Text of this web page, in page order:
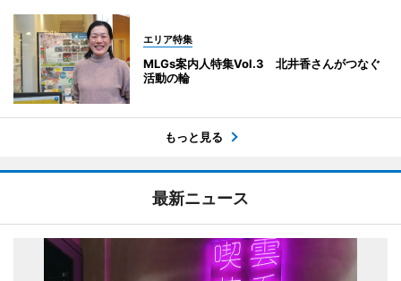
エリア特集
MLGs案内人特集Vol.3 北井香さんがつなぐ
活動の輪
もっと見る
最新ニュース